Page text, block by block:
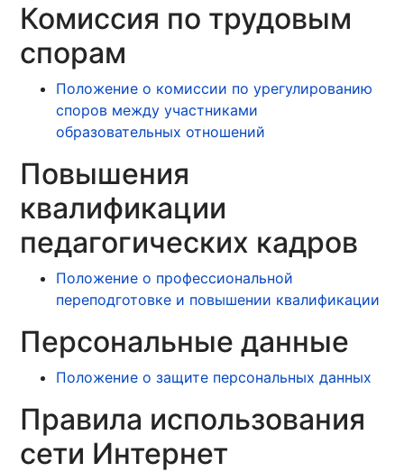
Комиссия по трудовым
спорам
Положение о комиссии по урегулированию
споров между участниками
образовательных отношений
Повышения
квалификации
педагогических кадров
Положение о профессиональной
переподготовке и повышении квалификации
Персональные данные
Положение о защите персональных данных
Правила использования
сети Интернет